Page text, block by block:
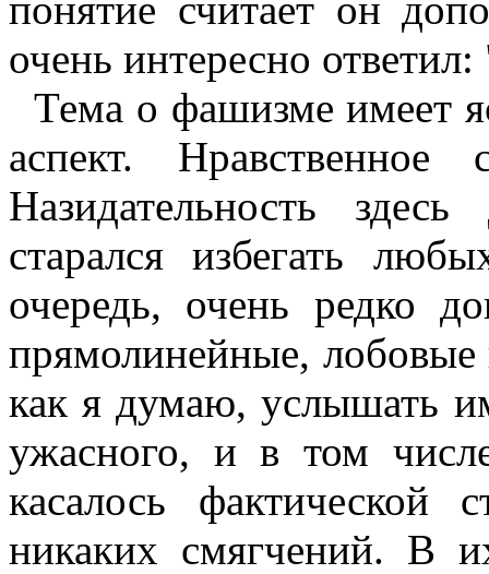
очень интересно
Тема о фашизме имеет
аспект.
Назидательность
старался избегать
очередь, очень редко
прямолинейные, лобовые
как я думаю, услышать
ужасного, и в том
касалось
никаких смягчений. В